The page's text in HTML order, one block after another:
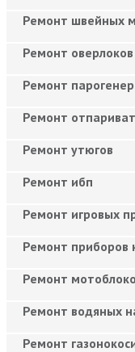
Ремонт швейных
Ремонт оверлоков
Ремонт
Ремонт
Ремонт утюгов
Ремонт ибп
Ремонт игровых
Ремонт приборов
Ремонт
Ремонт водяных
Ремонт